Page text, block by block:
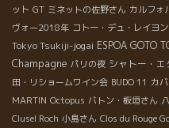
ット GT ミネットの佐野さん カルフォ
ヴォー2018年 コトー・デュ・レイヨン
Tokyo Tsukiji-jogai ESPOA GOTO
Champagne パリの夜 シャトー・エ
田・リショームワイン会 BUDO 11 カ
MARTIN Octopus バトン・板垣さん
Clusel Roch 小島さん Clos du Rouge